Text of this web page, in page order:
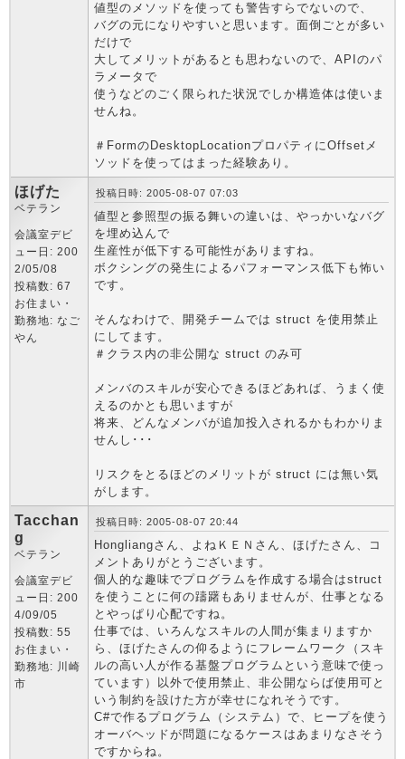
値型のメソッドを使っても警告すらでないので、
バグの元になりやすいと思います。面倒ごとが多い
だけで
大してメリットがあるとも思わないので、APIのパ
ラメータで
使うなどのごく限られた状況でしか構造体は使いま
せんね。
＃FormのDesktopLocationプロパティにOffsetメ
ソッドを使ってはまった経験あり。
ほげた
ベテラン
会議室デビ
ュー日: 200
2/05/08
投稿数: 67
お住まい・
勤務地: なご
やん
投稿日時: 2005-08-07 07:03
値型と参照型の振る舞いの違いは、やっかいなバグ
を埋め込んで
生産性が低下する可能性がありますね。
ボクシングの発生によるパフォーマンス低下も怖い
です。
そんなわけで、開発チームでは struct を使用禁止
にしてます。
＃クラス内の非公開な struct のみ可
メンバのスキルが安心できるほどあれば、うまく使
えるのかとも思いますが
将来、どんなメンバが追加投入されるかもわかりま
せんし･･･
リスクをとるほどのメリットが struct には無い気
がします。
Tacchan
g
ベテラン
会議室デビ
ュー日: 200
4/09/05
投稿数: 55
お住まい・
勤務地: 川崎
市
投稿日時: 2005-08-07 20:44
Hongliangさん、よねＫＥＮさん、ほげたさん、コ
メントありがとうございます。
個人的な趣味でプログラムを作成する場合はstruct
を使うことに何の躊躇もありませんが、仕事となる
とやっぱり心配ですね。
仕事では、いろんなスキルの人間が集まりますか
ら、ほげたさんの仰るようにフレームワーク（スキ
ルの高い人が作る基盤プログラムという意味で使っ
ています）以外で使用禁止、非公開ならば使用可と
いう制約を設けた方が幸せになれそうです。
C#で作るプログラム（システム）で、ヒープを使う
オーバヘッドが問題になるケースはあまりなさそう
ですからね。